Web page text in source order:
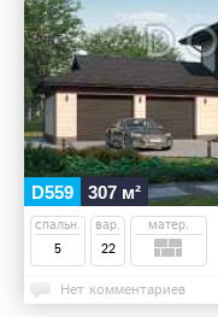
D559 307 м²
спальн.
5
вар.
22
матер.
Нет комментариев